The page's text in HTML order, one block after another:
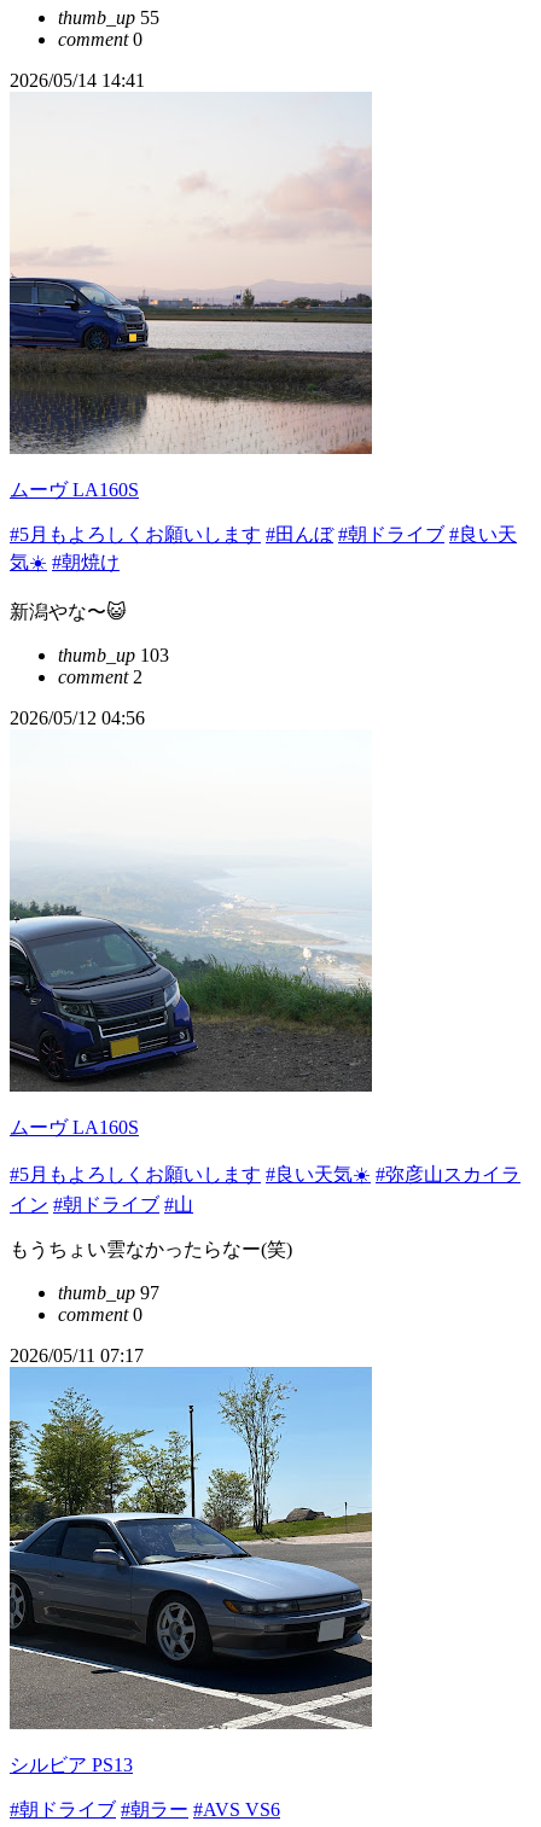
thumb_up 55
comment0
2026/05/14 14:41
ムーヴ LA160S
#5月もよろしくお願いします #田んぼ #朝ドライブ #良い天
気☀️ #朝焼け
新潟やな〜😺
thumb_up 103
comment2
2026/05/12 04:56
ムーヴ LA160S
#5月もよろしくお願いします #良い天気☀️ #弥彦山スカイラ
イン #朝ドライブ #山
もうちょい雲なかったらなー(笑)
thumb_up 97
comment0
2026/05/11 07:17
シルビア PS13
#朝ドライブ #朝ラー #AVS VS6